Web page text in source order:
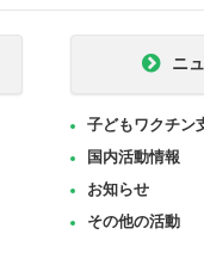
ニ
子どもワクチン
国内活動情報
お知らせ
その他の活動